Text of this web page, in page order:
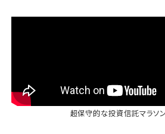
超保守的な投資信託マラソ